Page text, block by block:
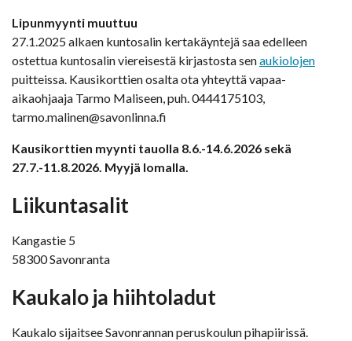
Lipunmyynti muuttuu
27.1.2025 alkaen kuntosalin kertakäyntejä saa edelleen
ostettua kuntosalin viereisestä kirjastosta senaukiolojen
puitteissa. Kausikorttien osalta ota yhteyttä vapaa-
aikaohjaaja Tarmo Maliseen, puh. 0444175103,
tarmo.malinen@savonlinna.fi
Kausikorttien myynti tauolla 8.6.-14.6.2026 sekä
27.7.-11.8.2026. Myyjä lomalla.
Liikuntasalit
Kangastie 5
58300 Savonranta
Kaukalo ja hiihtoladut
Kaukalo sijaitsee Savonrannan peruskoulun pihapiirissä.